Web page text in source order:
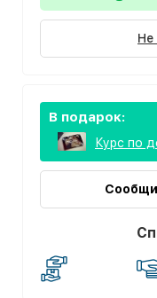
Не
В подарок:
Курс по